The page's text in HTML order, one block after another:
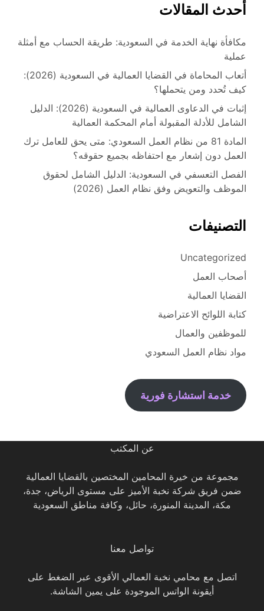
أحدث المقالات
مكافأة نهاية الخدمة في السعودية: طريقة الحساب مع أمثلة
عملية
أتعاب المحاماة في القضايا العمالية في السعودية (2026):
كيف تُحدد ومن يتحملها؟
إثبات في الدعاوى العمالية في السعودية (2026): الدليل
الشامل للأدلة المقبولة أمام المحكمة العمالية
المادة 81 من نظام العمل السعودي: متى يحق للعامل ترك
العمل دون إشعار مع احتفاظه بجميع حقوقه؟
الفصل التعسفي في السعودية: الدليل الشامل لحقوق
الموظف والتعويض وفق نظام العمل (2026)
التصنيفات
Uncategorized
أصحاب العمل
القضايا العمالية
كتابة اللوائح الاعتراضية
للموظفين والعمال
مواد نظام العمل السعودي
خدمة استشارة فورية
عن المكتب
مجموعة من خيرة المحامين المختصين بالقضايا العمالية
ضمن فريق شركة نخبة الأميز على مستوى الرياض، جدة،
مكة، المدينة المنورة، حائل، وكافة مناطق السعودية
تواصل معنا
اتصل مع محامي نخبة العمالي الأقوى عبر الضغط على
أيقونة الواتس الموجودة على يمين الشاشة.